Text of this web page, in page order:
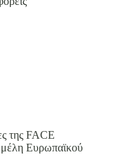
της FACE
Ευρωπαϊκού